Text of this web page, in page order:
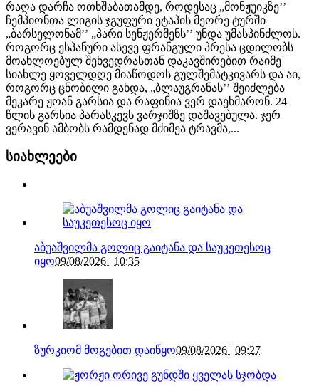
რაღა დარჩა ოთხშაბათამდე, როდესაც „მონჟუიკზე’’
ჩემპიონთა ლიგის ჯგუფური ეტაპის მეორე ტურში
„ბარსელონამ’’ „პარი სენჟერმენს’’ უნდა უმასპინძლოს.
როგორც ესპანური ასევე ფრანგული პრესა ცდილობს
მოახლოებულ შეხვედრასთან დაკავშირებით რაიმე
სიახლე ყოველდღე მიაწოდოს გულშემატკივარს და აი,
როგორც ცნობილი გახდა, „ბლაუგრანას’’ შეიძლება
მეკარე ჟოან გარსია და რაფინია ვერ დაეხმარონ. 24
წლის გარსია პარასკევს ვარჯიშზე დაშავებულა. ჯერ
ვერავინ ამბობს რამდენად მძიმეა ტრავმა,...
სიახლეები
აბუაშვილმა გოლიც გაიტანა და საუკეთესოც
იყო09/08/2026 | 10:35
ზურკიომ მოგებით დაიწყო09/08/2026 | 09:27